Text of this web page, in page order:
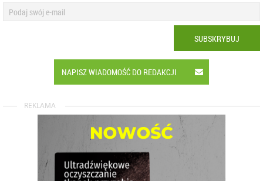
SUBSKRYBUJ
NAPISZ WIADOMOŚĆ DO REDAKCJI
REKLAMA